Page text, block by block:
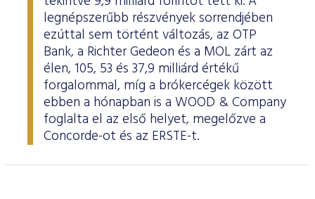
legnépszerűbb részvények sorrendjében
ezúttal sem történt változás, az OTP
Bank, a Richter Gedeon és a MOL zárt az
élen, 105, 53 és 37,9 milliárd értékű
forgalommal, míg a brókercégek között
ebben a hónapban is a WOOD & Company
foglalta el az első helyet, megelőzve a
Concorde-ot és az ERSTE-t.